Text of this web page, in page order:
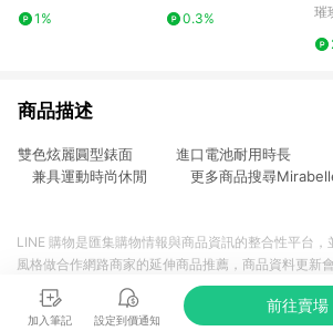
1%
0.3%
錶
璀
商品描述
雙色炫麗圓型錶面 進口電池耐用時長
兼具運動時尚休閒 更多商品搜尋
加入筆記 設定到價通知
前往賣場
LINE 購物是匯集購物情報與商品資訊的整合性平台
風格做合作網路商家的延伸商品推薦，商品資料更新
商品至各合作網路商家，確認現售價與購物條件，一
準。